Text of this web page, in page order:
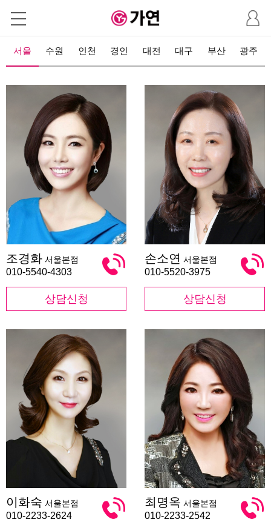
마
이
지
서울 수원 인천 경인 대전 대구 부산 광주
경
화
조경화 서울본점
010-5540-4303
상담신청
소
연
손소연 서울본점
010-5520-3975
상담신청
화
숙
이화숙 서울본점
010-2233-2624
명
옥
최명옥 서울본점
010-2233-2542